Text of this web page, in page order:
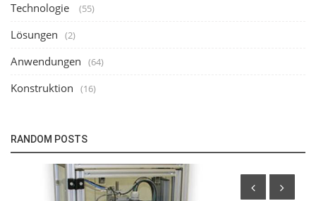
Technologie (55)
Lösungen (2)
Anwendungen (64)
Konstruktion (16)
RANDOM POSTS